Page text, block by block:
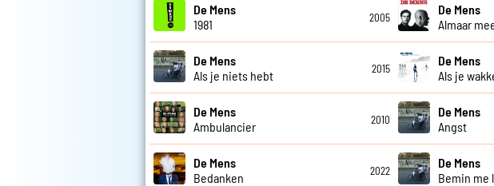
De Mens
1981
2005
De Mens
Almaar
De Mens
Als je niets hebt
2015
De Mens
Als je
De Mens
Ambulancier
2010
De Mens
Angst
De Mens
Bedanken
2022
De Mens
Bemin me